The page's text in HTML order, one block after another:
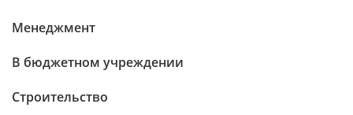
Менеджмент
В бюджетном учреждении
Строительство